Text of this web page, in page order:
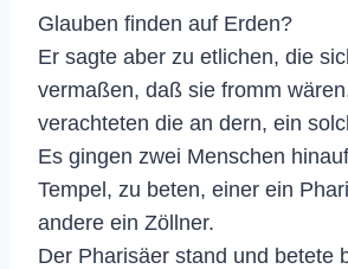
Glauben finden auf Erden?
Er sagte aber zu etlichen, die
vermaßen, daß sie fromm
verachteten die an dern, ein
Es gingen zwei Menschen
Tempel, zu beten, einer ein
andere ein Zöllner.
Der Pharisäer stand und betete